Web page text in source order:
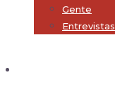
Gente
Entrevistas